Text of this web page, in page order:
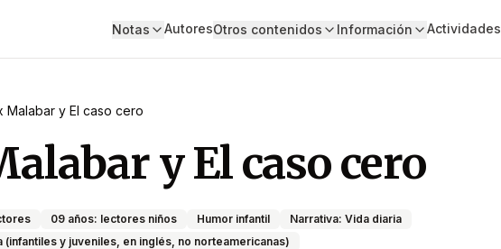
Notas AutoresOtros contenidos Información Actividades
Malabar y El caso cero
y El caso cero
09 años: lectores niños Humor infantil
Narrativa: Vida diaria
(infantiles y juveniles, en inglés, no norteamericanas)